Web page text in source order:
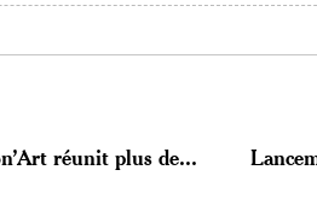
réunit plus de...